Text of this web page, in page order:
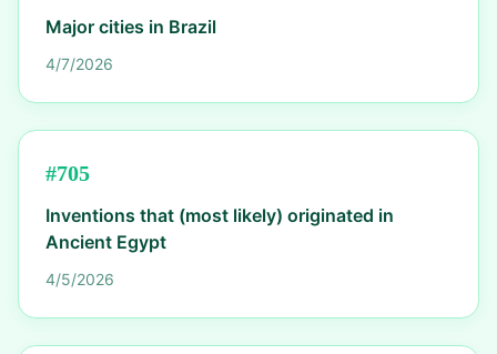
Major cities in Brazil
4/7/2026
#705
Inventions that (most likely) originated in
Ancient Egypt
4/5/2026